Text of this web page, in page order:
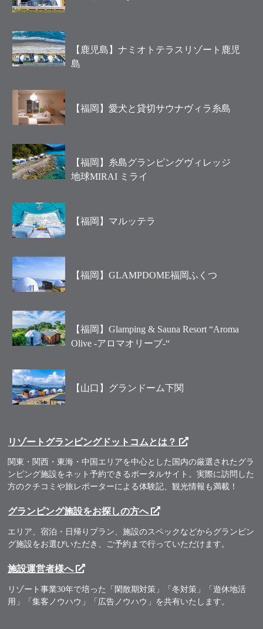
【鹿児島】ナミオトテラスリゾート鹿児
島
【福岡】愛犬と貸切サウナヴィラ糸島
【福岡】糸島グランピングヴィレッジ
地球MIRAI ミライ
【福岡】マルッテラ
【福岡】GLAMPDOME福岡ふくつ
【福岡】Glamping & Sauna Resort “Aroma
Olive -アロマオリーブ-“
【山口】グランドーム下関
リゾートグランピングドットコムとは？
関東・関西・東海・中国エリアを中心とした国内の厳選されたグラ
ンピング施設をネット予約できるポータルサイト。実際に訪問した
方のクチコミや旅レポーターによる体験記、観光情報も満載！
グランピング施設をお探しの方へ
エリア、宿泊・日帰りプラン、施設のスペックなどからグランピン
グ施設をお選びいただき、ご予約まで行っていただけます。
施設運営者様へ
リゾート事業30年で培った「閑散期対策」「冬対策」「遊休地活
用」「集客ノウハウ」「広告ノウハウ」を共有いたします。